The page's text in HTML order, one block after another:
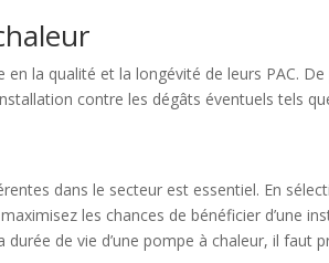
la qualité et la longévité de leurs PAC. De
contre les dégâts éventuels tels
dans le secteur est essentiel. En
les chances de bénéficier d’une
de vie d’une pompe à chaleur, il faut